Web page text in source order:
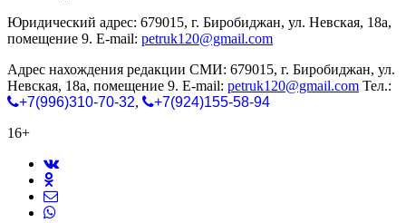
Юридический адрес: 679015, г. Биробиджан, ул. Невская, 18а,
помещение 9. E-mail: petruk120@gmail.com
Адрес нахождения редакции СМИ: 679015, г. Биробиджан, ул.
Невская, 18а, помещение 9. E-mail: petruk120@gmail.com Тел.:
+7(996)310-70-32,
+7(924)155-58-94
16+